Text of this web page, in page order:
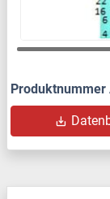
Produktnummer